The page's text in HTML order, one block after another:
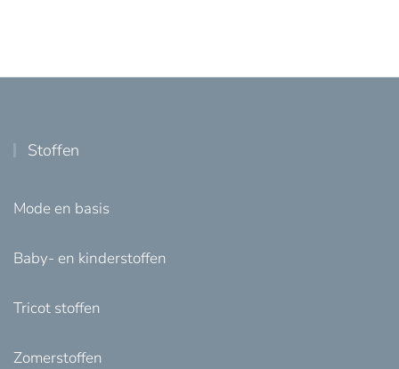
Stoffen
Mode en basis
Baby- en kinderstoffen
Tricot stoffen
Zomerstoffen